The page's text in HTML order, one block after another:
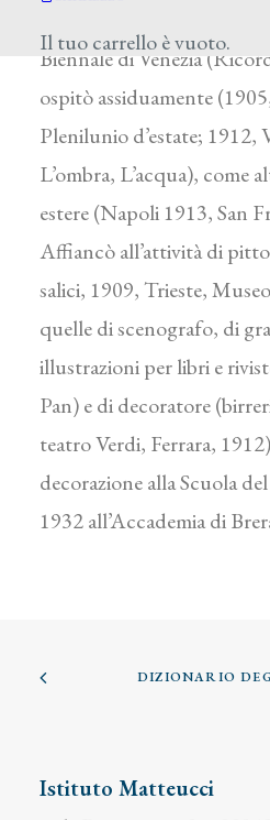
Il tuo carrello è vuoto.
Biennale di Venezia
ospitò assiduamente
Plenilunio d’estate; 1912,
L’ombra, L’acqua), come
estere (Napoli 1913, San
Affiancò all’attività di
salici, 1909, Trieste,
quelle di scenografo, di
illustrazioni per libri e
Pan) e di decoratore
teatro Verdi, Ferrara,
decorazione alla Scuola
1932 all’Accademia di
DIZIONARIO
Istituto Matteucci